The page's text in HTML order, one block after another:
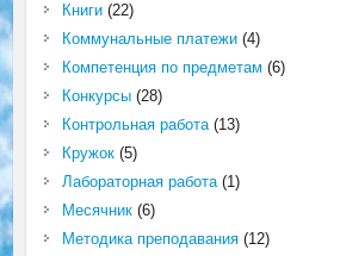
Книги(22)
Коммунальные платежи(4)
Компетенция по предметам (6)
Конкурсы(28)
Контрольная работа(13)
Кружок(5)
Лабораторная работа(1)
Месячник(6)
Методика преподавания(12)